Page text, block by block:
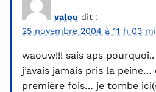
valou dit :
25 novembre 2004 à 11 h 03
waouw!!! sais aps
j’avais jamais pris la
première fois… je tombe